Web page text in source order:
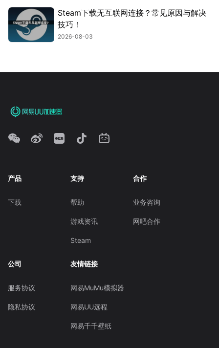
Steam下载无互联网连接？常见原因与解决
技巧！
2026-08-03
产品
下载
支持
帮助
游戏资讯
Steam
合作
业务咨询
网吧合作
公司
服务协议
隐私协议
友情链接
网易MuMu模拟器
网易UU远程
网易千千壁纸